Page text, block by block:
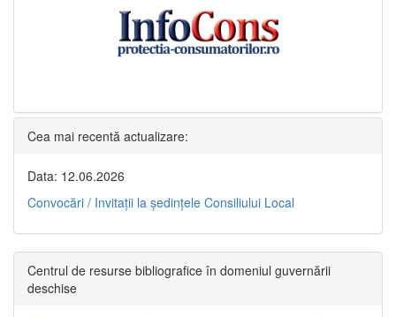
Cea mai recentă actualizare:
Data: 12.06.2026
Convocări / Invitaţii la şedinţele Consiliului Local
Centrul de resurse bibliografice în domeniul guvernării
deschise